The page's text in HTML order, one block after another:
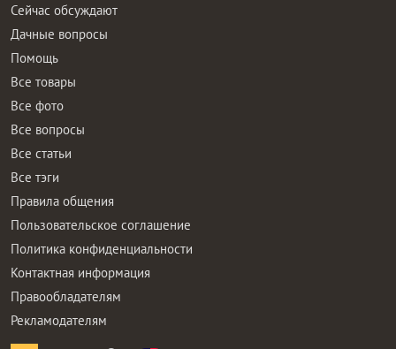
Сейчас обсуждают
Дачные вопросы
Помощь
Все товары
Все фото
Все вопросы
Все статьи
Все тэги
Правила общения
Пользовательское соглашение
Политика конфиденциальности
Контактная информация
Правообладателям
Рекламодателям